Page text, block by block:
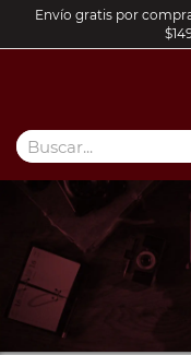
Envío gratis por